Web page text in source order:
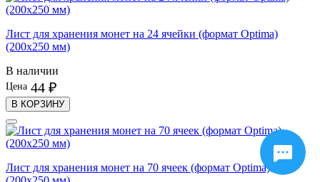
Лист для хранения монет на 24 ячейки (формат Optima)
(200х250 мм)
В наличии
Цена 44 ₽
В КОРЗИНУ
Лист для хранения монет на 70 ячеек (формат Optima)